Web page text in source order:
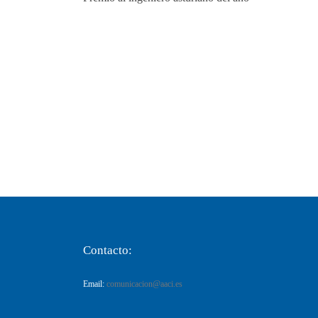
Contacto:
Email: comunicacion@aaci.es